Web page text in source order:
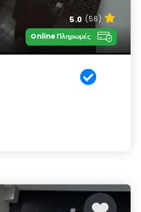
5.0 (56)
Online Πληρωμές